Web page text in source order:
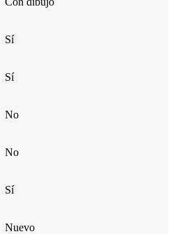
Sí
Sí
No
No
Sí
Nuevo